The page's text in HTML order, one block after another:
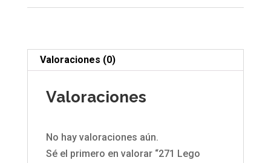
camión
Premium
cantidad
Valoraciones (0)
Valoraciones
No hay valoraciones aún.
Sé el primero en valorar “271 Lego